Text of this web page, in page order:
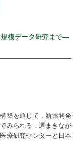
模データ研究まで―
築を通じて，新薬開発
みられる．遅まきなが
療研究センターと日本